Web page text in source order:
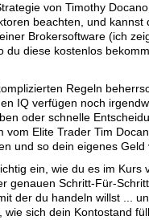
von Timothy
beachten, und kannst
Brokersoftware (ich
du diese kostenlos
Regeln
IQ verfügen noch
oder schnelle
vom Elite Trader Tim
und so dein eigenes Geld
ein, wie du es im Kurs
genauen Schritt-Für-
der du handeln willst ...
wie sich dein Kontostand